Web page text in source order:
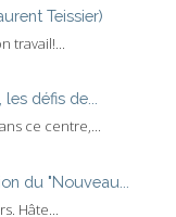
Teissier)
travail!...
défis de...
ce centre,...
du "Nouveau...
Hâte...